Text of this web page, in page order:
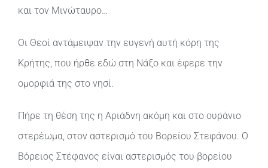
και τον Μινώταυρο…
Οι Θεοί αντάμειψαν την ευγενή αυτή κόρη της
Κρήτης, που ήρθε εδώ στη Νάξο και έφερε την
ομορφιά της στο νησί.
Πήρε τη θέση της η Αριάδνη ακόμη και στο ουράνιο
στερέωμα, στον αστερισμό του Βορείου Στεφάνου. Ο
Βόρειος Στέφανος είναι αστερισμός του βορείου